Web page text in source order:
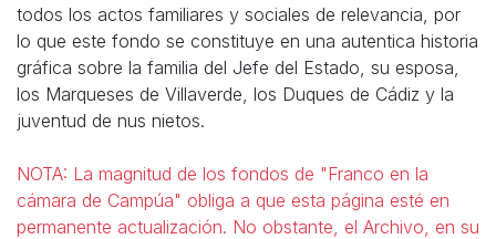
todos los actos familiares y sociales de relevancia, por
lo que este fondo se constituye en una autentica historia
gráfica sobre la familia del Jefe del Estado, su esposa,
los Marqueses de Villaverde, los Duques de Cádiz y la
juventud de nus nietos.
NOTA: La magnitud de los fondos de "Franco en la
cámara de Campúa" obliga a que esta página esté en
permanente actualización. No obstante, el Archivo, en su